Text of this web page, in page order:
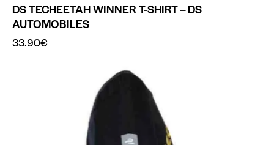
DS TECHEETAH WINNER T-SHIRT – DS
AUTOMOBILES
33.90€